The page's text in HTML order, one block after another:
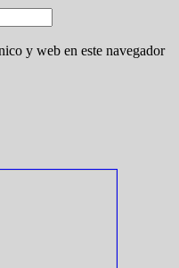
y web en este navegador